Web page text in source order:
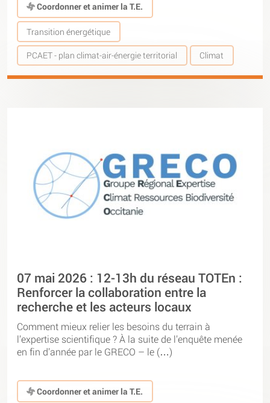
Coordonner et animer la T.E.
Transition énergétique
PCAET - plan climat-air-énergie territorial Climat
07 mai 2026 : 12-13h du réseau TOTEn :
Renforcer la collaboration entre la
recherche et les acteurs locaux
Comment mieux relier les besoins du terrain à
l’expertise scientifique ? À la suite de l’enquête menée
en fin d’année par le GRECO – le (…)
Coordonner et animer la T.E.